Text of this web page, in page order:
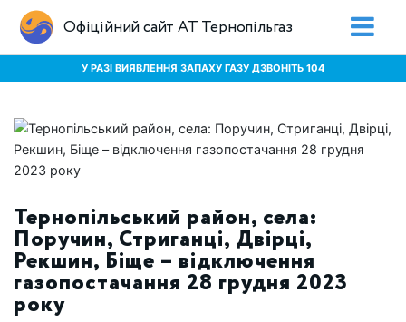
Офіційний сайт АТ Тернопільгаз
У РАЗІ ВИЯВЛЕННЯ ЗАПАХУ ГАЗУ ДЗВОНІТЬ 104
Тернопільський район, села:
Поручин, Стриганці, Двірці,
Рекшин, Біще – відключення
газопостачання 28 грудня 2023
року